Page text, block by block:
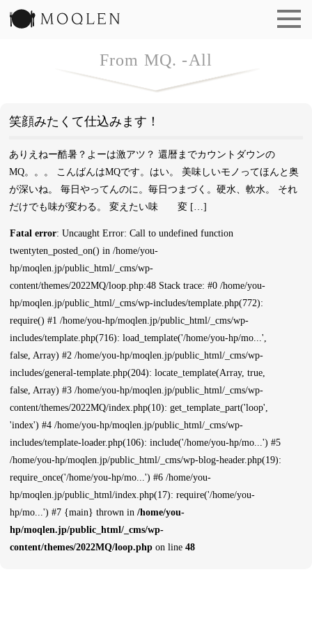
From MQ. -All
笑顔みたくて仕込みます！
ありえねー酷暑？よーは激アツ？ 還暦までカウントダウンの
MQ。。。 こんばんはMQです。はい。 美味しいモノってほんと奥
が深いね。 毎日やってんのに。毎日つまづく。硬水、軟水。 それ
だけでも味が変わる。 変えたい味 変 […]
Fatal error: Uncaught Error: Call to undefined function
twentyten_posted_on() in /home/you-
hp/moqlen.jp/public_html/_cms/wp-
content/themes/2022MQ/loop.php:48 Stack trace: #0 /home/you-
hp/moqlen.jp/public_html/_cms/wp-includes/template.php(772):
require() #1 /home/you-hp/moqlen.jp/public_html/_cms/wp-
includes/template.php(716): load_template('/home/you-hp/mo...',
false, Array) #2 /home/you-hp/moqlen.jp/public_html/_cms/wp-
includes/general-template.php(204): locate_template(Array, true,
false, Array) #3 /home/you-hp/moqlen.jp/public_html/_cms/wp-
content/themes/2022MQ/index.php(10): get_template_part('loop',
'index') #4 /home/you-hp/moqlen.jp/public_html/_cms/wp-
includes/template-loader.php(106): include('/home/you-hp/mo...') #5
/home/you-hp/moqlen.jp/public_html/_cms/wp-blog-header.php(19):
require_once('/home/you-hp/mo...') #6 /home/you-
hp/moqlen.jp/public_html/index.php(17): require('/home/you-
hp/mo...') #7 {main} thrown in /home/you-
hp/moqlen.jp/public_html/_cms/wp-
content/themes/2022MQ/loop.phpon line 48